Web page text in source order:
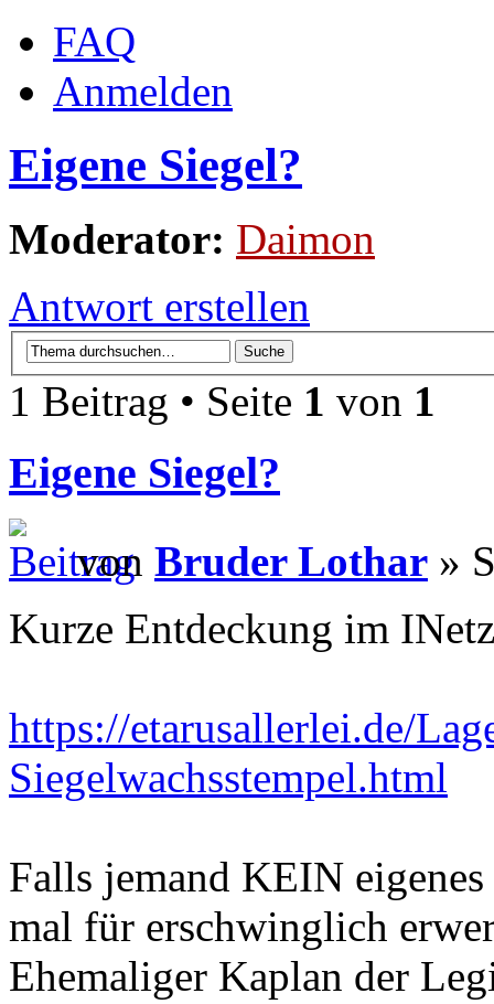
FAQ
Anmelden
Eigene Siegel?
Moderator: Daimon
Antwort erstellen
1 Beitrag • Seite 1 von 1
Eigene Siegel?
von Bruder Lothar »
Kurze Entdeckung im
https://etarusallerlei.de/
Siegelwachsstempel.html
Falls jemand KEIN
mal für erschwinglich
Ehemaliger Kaplan der